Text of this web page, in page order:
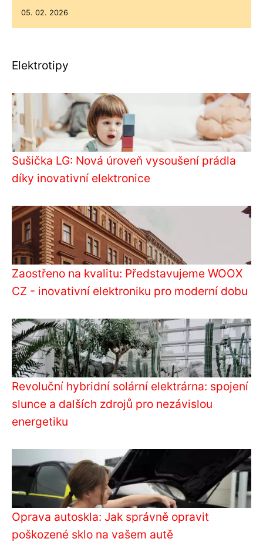
05. 02. 2026
Elektrotipy
Sušička LG: Nová úroveň vysoušení prádla
díky inovativní elektronice
Zaostřeno na kvalitu: Představujeme WOOX
CZ - inovativní elektroniku pro moderní dobu
Revoluční hybridní solární elektrárna: spojení
slunce a dalších zdrojů pro nezávislou
energetiku
Oprava autoskla: Jak správně opravit
poškozené sklo na vašem autě